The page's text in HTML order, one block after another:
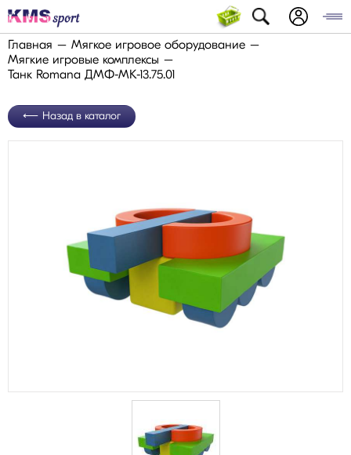
Главная
Мягкое игровое оборудование
Мягкие игровые комплексы
Танк Romana ДМФ-МК-13.75.01
Назад в каталог